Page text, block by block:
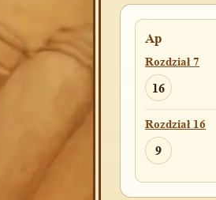
Rozdział 8
Prz
Rozdział 10
5
Rozdział 25
13
Ap
Rozdział 7
16
Rozdział 16
9